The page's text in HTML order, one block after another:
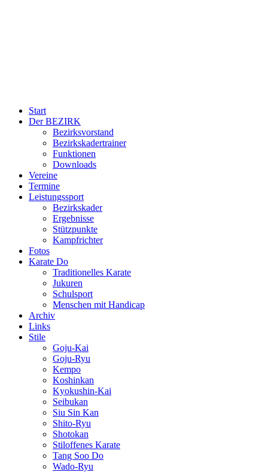
Start
Der BEZIRK
Bezirksvorstand
Bezirkskadertrainer
Funktionen
Downloads
Vereine
Termine
Leistungssport
Bezirkskader
Ergebnisse
Stützpunkte
Kampfrichter
Fotos
Karate Do
Traditionelles Karate
Jukuren
Schulsport
Menschen mit Handicap
Archiv
Links
Stile
Goju-Kai
Goju-Ryu
Kempo
Koshinkan
Kyokushin-Kai
Seibukan
Siu Sin Kan
Shito-Ryu
Shotokan
Stiloffenes Karate
Tang Soo Do
Wado-Ryu